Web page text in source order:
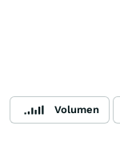
Volumen